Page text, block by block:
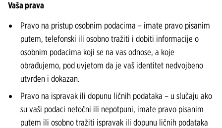
Vaša prava
Pravo na pristup osobnim podacima – imate pravo pisanim
putem, telefonski ili osobno tražiti i dobiti informacije o
osobnim podacima koji se na vas odnose, a koje
obrađujemo, pod uvjetom da je vaš identitet nedvojbeno
utvrđen i dokazan.
Pravo na ispravak ili dopunu ličnih podataka – u slučaju ako
su vaši podaci netočni ili nepotpuni, imate pravo pisanim
putem ili osobno tražiti ispravak ili dopunu ličnih podataka